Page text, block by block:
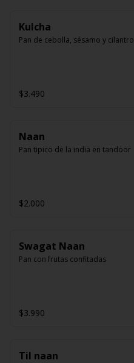
Kulcha
Pan de cebolla, sésamo y cilantro
$3.490
Naan
Pan tipico de la india en tandoor
$2.000
Swagat Naan
Pan con frutas confitadas
$3.990
Til naan